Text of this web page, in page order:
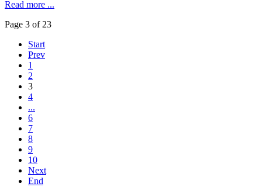
Read more ...
Page 3 of 23
Start
Prev
1
2
3
4
...
6
7
8
9
10
Next
End